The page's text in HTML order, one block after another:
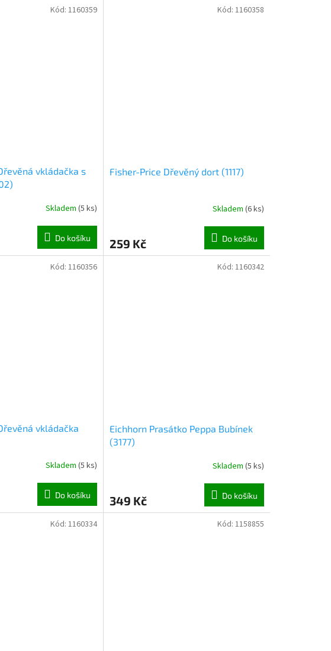
vkládačka s
Skladem (5 ks)
Do košíku
Kód: 1160359
Fisher-Price Dřevěný dort (1117)
Skladem (6 ks)
259 Kč Do košíku
Kód: 1160358
vkládačka
Skladem (5 ks)
Do košíku
Kód: 1160356
Eichhorn Prasátko Peppa Bubínek
(3177)
Skladem (5 ks)
349 Kč Do košíku
Kód: 1160342
Kód: 1160334 Kód: 1158855